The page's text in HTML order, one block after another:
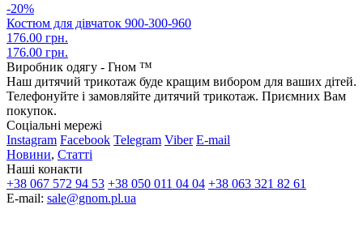
-20%
Костюм для дівчаток 900-300-960
176.00 грн.
176.00 грн.
Виробник одягу - Гном ™
Наш дитячий трикотаж буде кращим вибором для ваших дітей.
Телефонуйте і замовляйте дитячий трикотаж. Приємних Вам
покупок.
Соціальні мережі
Instagram Facebook Telegram Viber E-mail
Новини, Статті
Наші конакти
+38 067 572 94 53 +38 050 011 04 04 +38 063 321 82 61
E-mail: sale@gnom.pl.ua